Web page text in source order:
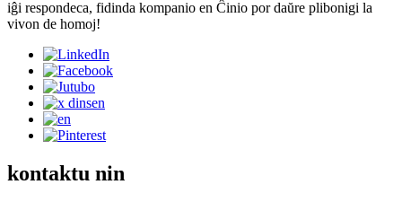
iĝi respondeca, fidinda kompanio en Ĉinio por daŭre plibonigi la
vivon de homoj!
kontaktu nin